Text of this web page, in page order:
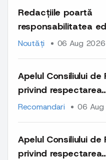
Redacțiile poartă
responsabilitatea
și deontologică
Noutăți 06 Aug 2026
Apelul Consiliului de
privind respectarea
normelor
comunicatelor de
Recomandari 06
Apelul Consiliului de
privind respectarea